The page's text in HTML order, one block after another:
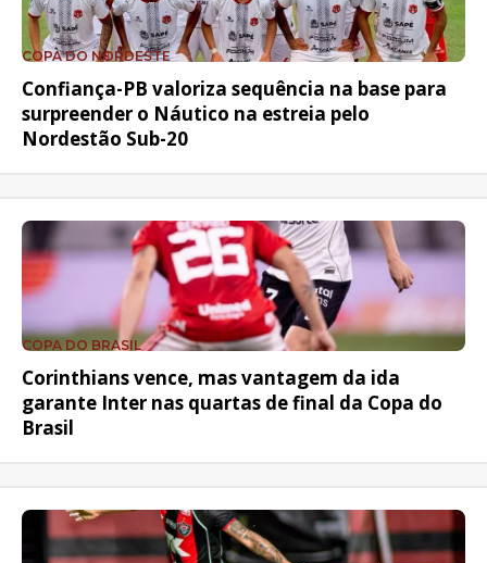
COPA DO NORDESTE
Confiança-PB valoriza sequência na base para
surpreender o Náutico na estreia pelo
Nordestão Sub-20
COPA DO BRASIL
Corinthians vence, mas vantagem da ida
garante Inter nas quartas de final da Copa do
Brasil